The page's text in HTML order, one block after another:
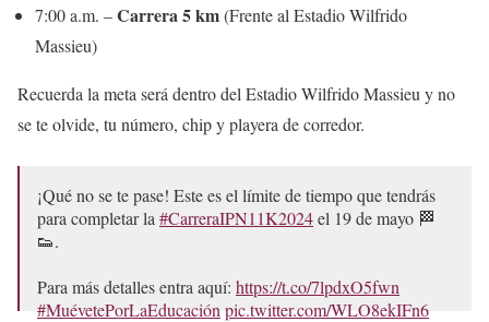
7:00 a.m. –Carrera 5 km(Frente al Estadio Wilfrido
Massieu)
Recuerda la meta será dentro del Estadio Wilfrido Massieu y no
se te olvide, tu número, chip y playera de corredor.
¡Qué no se te pase! Este es el límite de tiempo que tendrás
para completar la #CarreraIPN11K2024el 19 de mayo 🏁
👟.
Para más detalles entra aquí: https://t.co/7lpdxO5fwn
#MuévetePorLaEducación pic.twitter.com/WLO8ekIFn6